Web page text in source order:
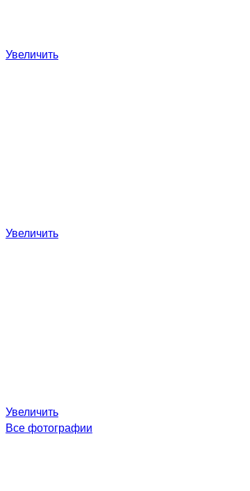
Увеличить
Увеличить
Увеличить
Все фотографии